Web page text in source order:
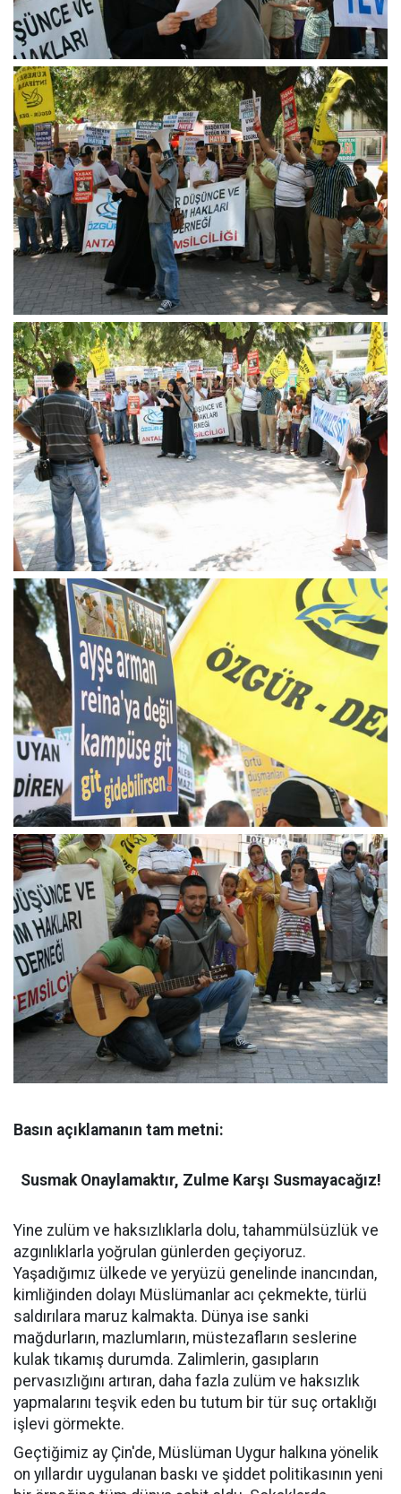
Basın açıklamanın tam metni:
Susmak Onaylamaktır, Zulme Karşı Susmayacağız!
Yine zulüm ve haksızlıklarla dolu, tahammülsüzlük ve
azgınlıklarla yoğrulan günlerden geçiyoruz.
Yaşadığımız ülkede ve yeryüzü genelinde inancından,
kimliğinden dolayı Müslümanlar acı çekmekte, türlü
saldırılara maruz kalmakta. Dünya ise sanki
mağdurların, mazlumların, müstezafların seslerine
kulak tıkamış durumda. Zalimlerin, gasıpların
pervasızlığını artıran, daha fazla zulüm ve haksızlık
yapmalarını teşvik eden bu tutum bir tür suç ortaklığı
işlevi görmekte.
Geçtiğimiz ay Çin'de, Müslüman Uygur halkına yönelik
on yıllardır uygulanan baskı ve şiddet politikasının yeni